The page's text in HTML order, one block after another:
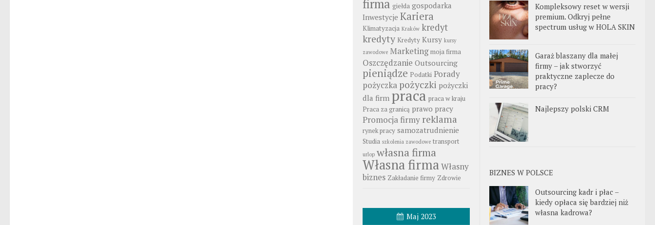
Kompleksowy reset w wersji
premium. Odkryj pełne
spectrum usług w HOLA SKIN
Garaż blaszany dla małej
firmy – jak stworzyć
praktyczne zaplecze do
pracy?
Najlepszy polski CRM
BIZNES W POLSCE
Outsourcing kadr i płac –
kiedy opłaca się bardziej niż
własna kadrowa?
firma giełda gospodarka
Inwestycje Kariera
Klimatyzacja Kraków kredyt
kredyty Kredyty Kursy kursy
zawodowe Marketing moja firma
Oszczędzanie Outsourcing
pieniądze Podatki Porady
pożyczka pożyczki pożyczki
dla firm praca praca w kraju
Praca za granicą prawo pracy
Promocja firmy reklama
rynek pracy samozatrudnienie
Studia szkolenia zawodowe transport
urlop własna firma
Własna firmaWłasny
biznes Zakładanie firmy Zdrowie
Maj 2023